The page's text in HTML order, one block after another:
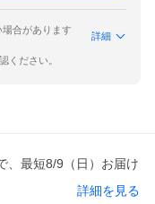
合があります
詳細
ください。
、最短8/9（日）お届け
詳細を見る